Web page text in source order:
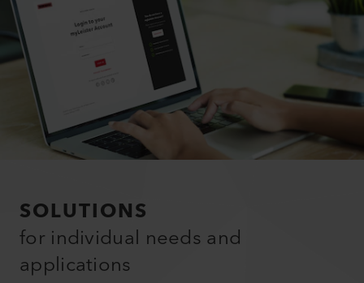
SOLUTIONS
for individual needs and
applications